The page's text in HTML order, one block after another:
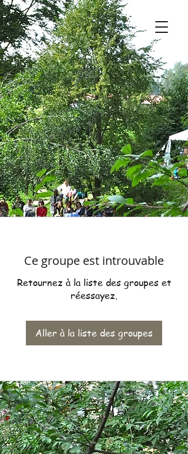
Ce groupe est introuvable
Retournez à la liste des groupes et
réessayez.
Aller à la liste des groupes